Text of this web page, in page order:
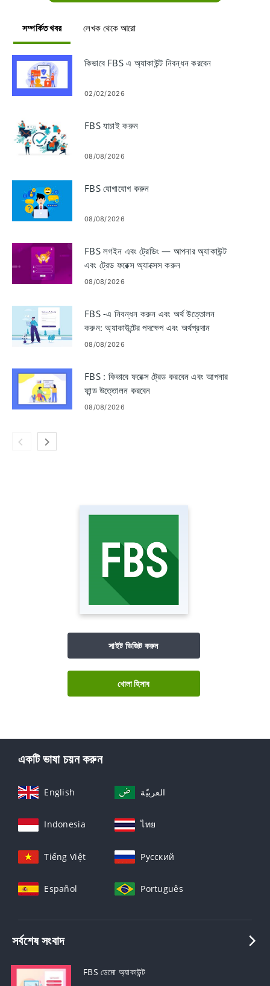
সম্পর্কিত খবর লেখক থেকে আরো
কিভাবে FBS এ অ্যাকাউন্ট নিবন্ধন করবেন
02/02/2026
FBS যাচাই করুন
08/08/2026
FBS যোগাযোগ করুন
08/08/2026
FBS লগইন এবং ট্রেডিং — আপনার অ্যাকাউন্ট
এবং ট্রেড ফরেক্স অ্যাক্সেস করুন
08/08/2026
FBS -এ নিবন্ধন করুন এবং অর্থ উত্তোলন
করুন: অ্যাকাউন্টের পদক্ষেপ এবং অর্থপ্রদান
08/08/2026
FBS : কিভাবে ফরেক্স ট্রেড করবেন এবং আপনার
ফান্ড উত্তোলন করবেন
08/08/2026
সাইট ভিজিট করুন
খোলা হিসাব
একটি ভাষা চয়ন করুন
English العربيّة
Indonesia ไทย
Tiếng Việt Русский
Español Português
সর্বশেষ সংবাদ
FBS ডেমো অ্যাকাউন্ট